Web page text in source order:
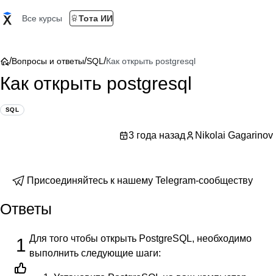
Все курсы Тота ИИ
/Вопросы и ответы/SQL /Как открыть postgresql
Как открыть postgresql
SQL
3 года назад Nikolai Gagarinov
Присоединяйтесь к нашему Telegram-сообществу
Ответы
1 Для того чтобы открыть PostgreSQL, необходимо
выполнить следующие шаги: